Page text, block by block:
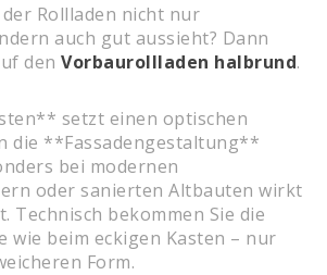
der Rollladen nicht nur
auch gut aussieht? Dann
den Vorbaurollladen halbrund.
setzt einen optischen
die **Fassadengestaltung**
bei modernen
oder sanierten Altbauten wirkt
Technisch bekommen Sie die
wie beim eckigen Kasten – nur
Form.